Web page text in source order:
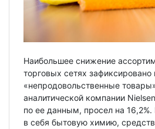
Наибольшее снижение
торговых сетях зафиксировано
«непродовольственные
аналитической компании
по ее данным, просел на 16,2%.
в себя бытовую химию,